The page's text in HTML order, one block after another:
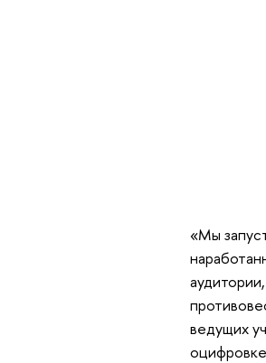
«Мы
ведущих
оцифровке